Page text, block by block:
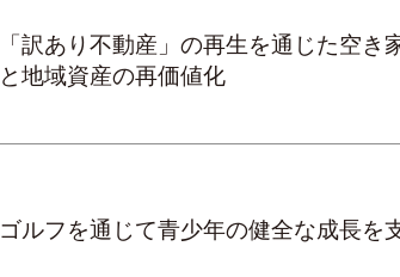
「訳あり不動産」の再生を通じた空き
と地域資産の再価値化
ゴルフを通じて青少年の健全な成長を